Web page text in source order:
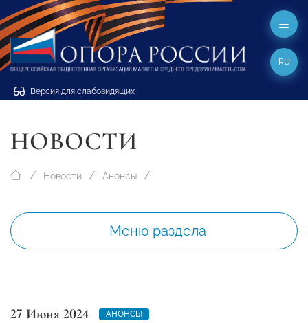
Версия для слабовидящих
RU
НОВОСТИ
Новости Анонсы
Меню раздела
27 Июня 2024 АНОНСЫ